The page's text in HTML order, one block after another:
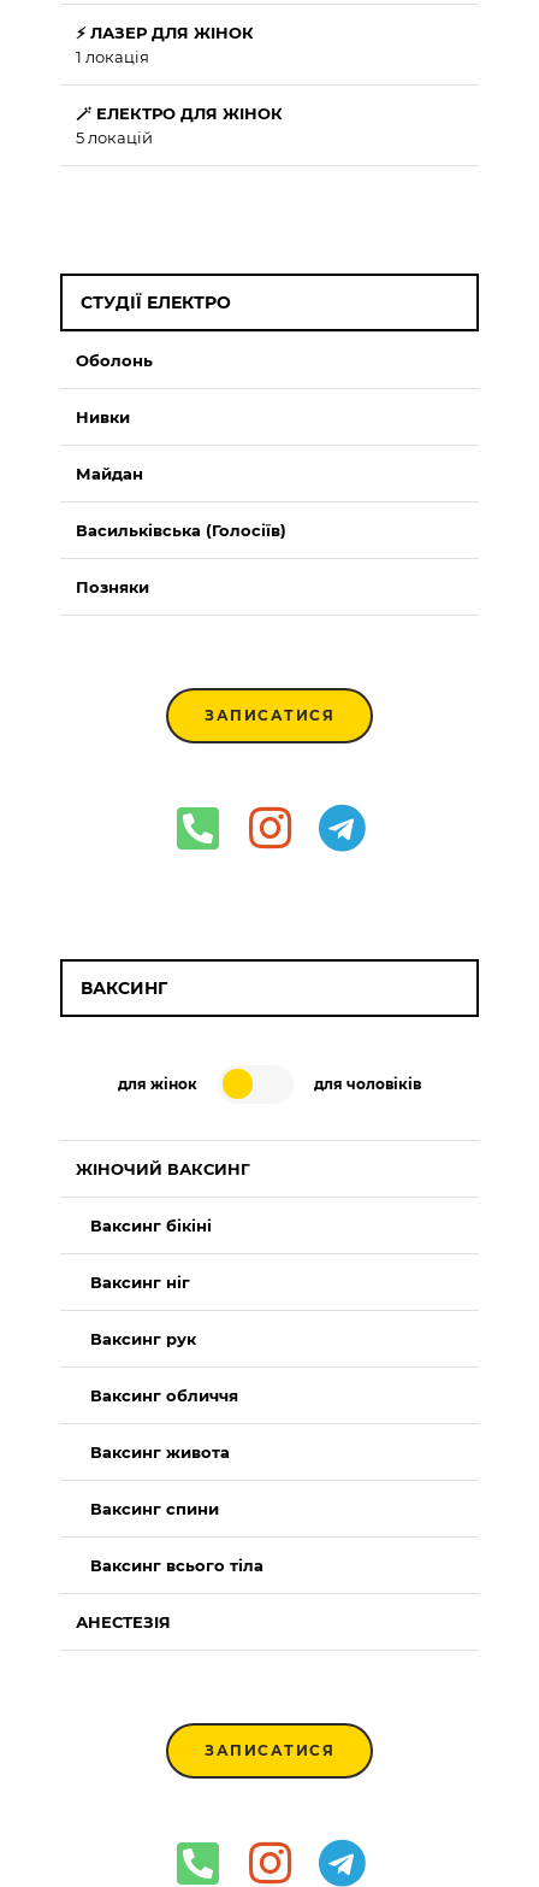
⚡ ЛАЗЕР ДЛЯ ЖІНОК
1 локація
🪄 ЕЛЕКТРО ДЛЯ ЖІНОК
5 локацій
СТУДІЇ ЕЛЕКТРО
Оболонь
Нивки
Майдан
Васильківська (Голосіїв)
Позняки
ЗАПИСАТИСЯ
ВАКСИНГ
для жінок для чоловіків
ЖІНОЧИЙ ВАКСИНГ
Ваксинг бікіні
Ваксинг ніг
Ваксинг рук
Ваксинг обличчя
Ваксинг живота
Ваксинг спини
Ваксинг всього тіла
АНЕСТЕЗІЯ
ЗАПИСАТИСЯ